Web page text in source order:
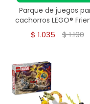
Parque de juegos
cachorros LEGO®
42665
$ 1.035 $1.190